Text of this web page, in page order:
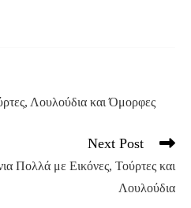
Λουλούδια και Όμορφες
Next Post
Πολλά με Εικόνες, Τούρτες και
Λουλούδια